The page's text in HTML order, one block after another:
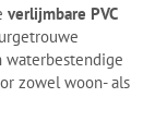
verlijmbare PVC
waterbestendige
zowel woon- als